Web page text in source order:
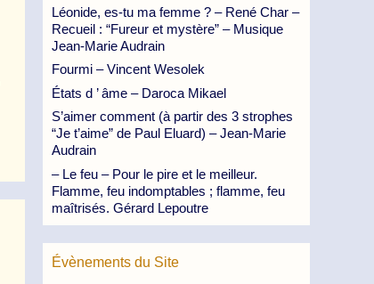
Léonide, es-tu ma femme ? – René Char –
Recueil : “Fureur et mystère” – Musique
Jean-Marie Audrain
Fourmi – Vincent Wesolek
États d ’ âme – Daroca Mikael
S’aimer comment (à partir des 3 strophes
“Je t’aime” de Paul Eluard) – Jean-Marie
Audrain
– Le feu – Pour le pire et le meilleur.
Flamme, feu indomptables ; flamme, feu
maîtrisés. Gérard Lepoutre
Évènements du Site